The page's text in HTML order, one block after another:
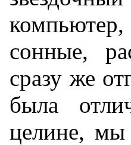
сонные,
сразу же
была
целине, мы